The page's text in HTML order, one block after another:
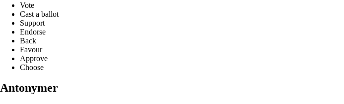
Vote
Cast a ballot
Support
Endorse
Back
Favour
Approve
Choose
Antonymer